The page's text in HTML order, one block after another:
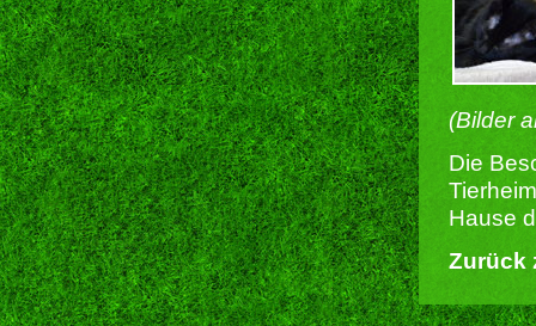
(Bilder
Die
Hause
Zurück